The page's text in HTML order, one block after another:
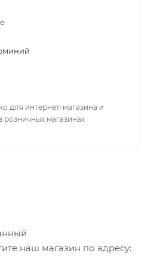
для интернет-магазина и
розничных магазинах
наш магазин по адресу: